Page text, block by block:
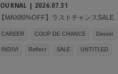
| 2026.07.31
【MAX80%OFF】ラストチャンスSALE
CAREER COUP DE CHANCE Dessin
INDIVI Reflect SALE UNTITLED